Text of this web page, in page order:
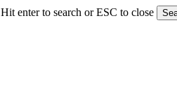
Hit enter to search or ESC to close